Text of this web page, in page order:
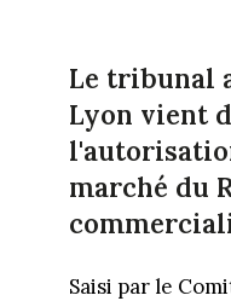
Le tribunal
Lyon vient
marché du
Saisi par le